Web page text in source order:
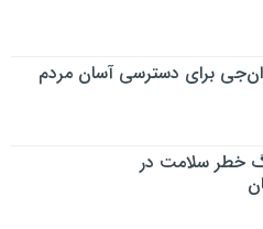
برای دسترسی آسان مردم
خطر سلامت در